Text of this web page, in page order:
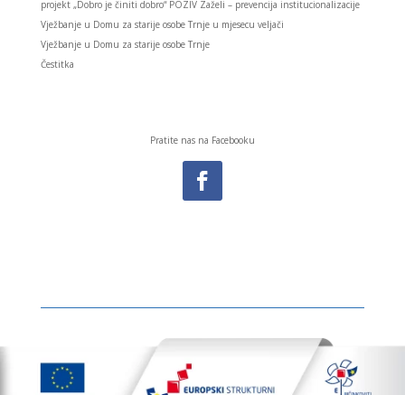
projekt „Dobro je činiti dobro“ POZIV Zaželi – prevencija institucionalizacije
Vježbanje u Domu za starije osobe Trnje u mjesecu veljači
Vježbanje u Domu za starije osobe Trnje
Čestitka
Pratite nas na Facebooku